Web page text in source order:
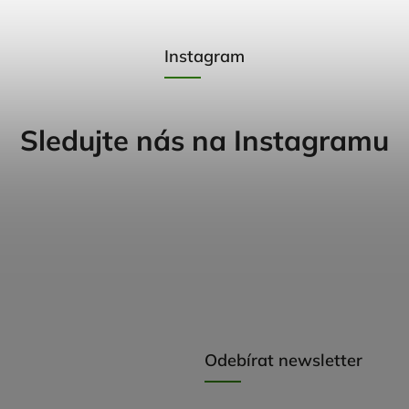
Odebírat newsletter
Instagram
Sledujte nás na Instagramu